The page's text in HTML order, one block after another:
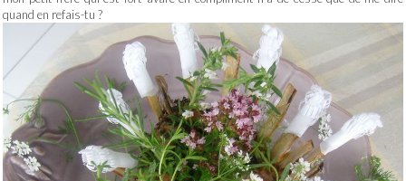
quand en refais-tu ?